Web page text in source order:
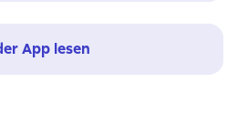
App lesen